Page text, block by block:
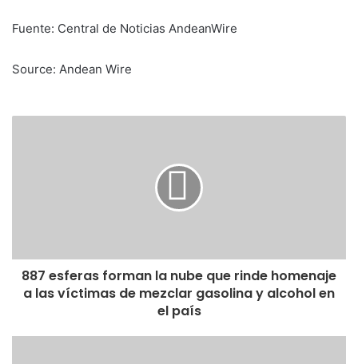
Fuente: Central de Noticias AndeanWire
Source: Andean Wire
887 esferas forman la nube que rinde homenaje
a las víctimas de mezclar gasolina y alcohol en
el país